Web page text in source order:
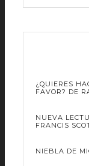
¿QUIERES
FAVOR? DE
NUEVA
FRANCIS
NIEBLA DE